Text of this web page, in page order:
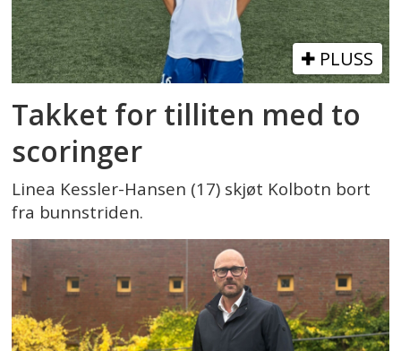
PLUSS
Takket for tilliten med to
scoringer
Linea Kessler-Hansen (17) skjøt Kolbotn bort
fra bunnstriden.